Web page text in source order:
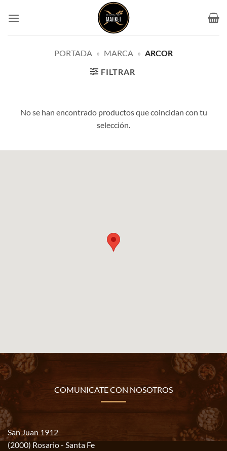
PORTADA » MARCA » ARCOR
FILTRAR
No se han encontrado productos que coincidan con tu
selección.
COMUNICATE CON NOSOTROS
San Juan 1912
(2000) Rosario - Santa Fe